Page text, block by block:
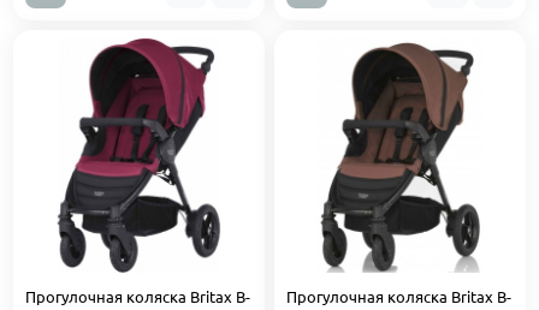
Прогулочная коляска Britax B-
Прогулочная коляска Britax B-